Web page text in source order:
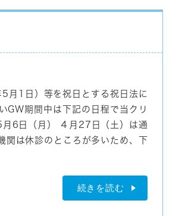
月1日）等を祝日とする祝日法に
GW期間中は下記の日程で当クリ
6日（月） ４月27日（土）は通
関は休診のところが多いため、下
続きを読む